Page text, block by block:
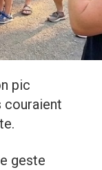
pic
couraient
geste